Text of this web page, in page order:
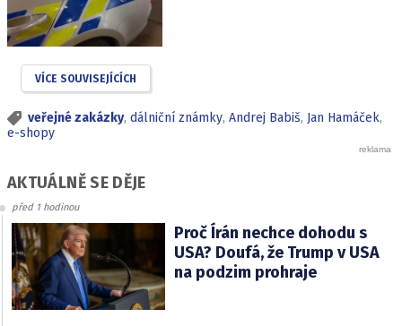
VÍCE SOUVISEJÍCÍCH
veřejné zakázky, dálniční známky, Andrej Babiš, Jan Hamáček,
e-shopy
AKTUÁLNĚ SE DĚJE
před 1 hodinou
Proč Írán nechce dohodu s
USA? Doufá, že Trump v USA
na podzim prohraje